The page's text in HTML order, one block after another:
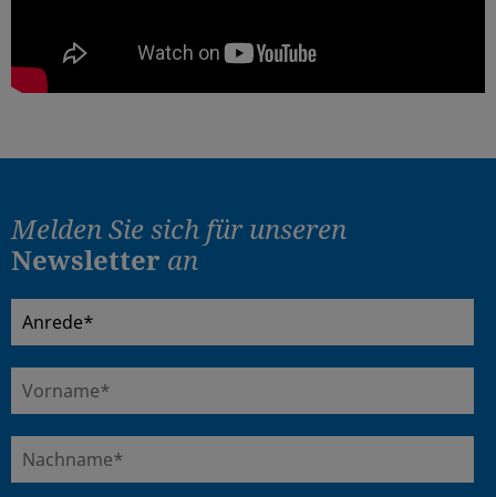
Melden Sie sich fürunseren
Newsletter an